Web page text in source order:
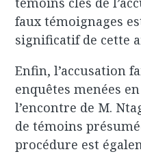
faux témoignages
significatif de cette
Enfin, l’accusation
enquêtes menées
l’encontre de M.
de témoins
procédure est